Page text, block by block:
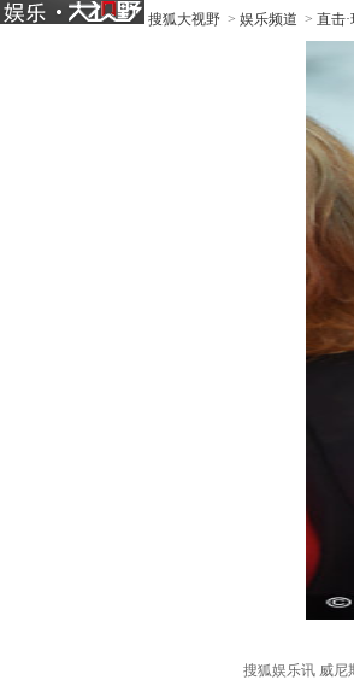
搜狐大视野 > 娱乐频道 > 直击·
搜狐娱乐讯 威尼